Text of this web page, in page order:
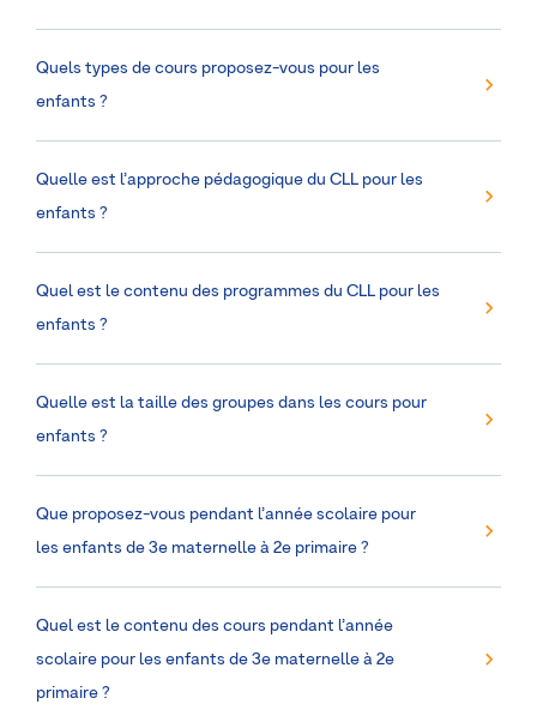
Quels types de cours proposez-vous pour les
enfants ?
Quelle est l’approche pédagogique du CLL pour les
enfants ?
Quel est le contenu des programmes du CLL pour les
enfants ?
Quelle est la taille des groupes dans les cours pour
enfants ?
Que proposez-vous pendant l’année scolaire pour
les enfants de 3e maternelle à 2e primaire ?
Quel est le contenu des cours pendant l’année
scolaire pour les enfants de 3e maternelle à 2e
primaire ?